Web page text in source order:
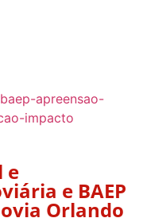
e
e BAEP
Orlando